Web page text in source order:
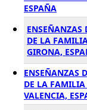
ESPAÑA
DE LA
GIRONA,
ENSEÑANZAS
DE LA
VALENCIA,